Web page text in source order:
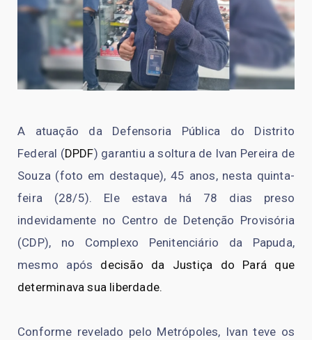
A atuação da Defensoria Pública do Distrito
Federal (DPDF) garantiu a soltura de Ivan Pereira de
Souza (foto em destaque), 45 anos, nesta quinta-
feira (28/5). Ele estava há 78 dias preso
indevidamente no Centro de Detenção Provisória
(CDP), no Complexo Penitenciário da Papuda,
mesmo após decisão da Justiça do Pará que
determinava sua liberdade.
Conforme revelado pelo Metrópoles, Ivan teve os